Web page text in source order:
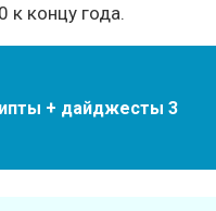
концу года.
+ дайджесты 3